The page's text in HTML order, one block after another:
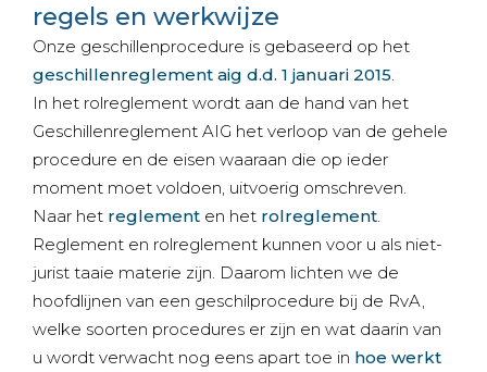
regels en werkwijze
Onze geschillenprocedure is gebaseerd op het
geschillenreglement aig d.d. 1 januari 2015.
In het rolreglement wordt aan de hand van het
Geschillenreglement AIG het verloop van de gehele
procedure en de eisen waaraan die op ieder
moment moet voldoen, uitvoerig omschreven.
Naar het reglement en het rolreglement.
Reglement en rolreglement kunnen voor u als niet-
jurist taaie materie zijn. Daarom lichten we de
hoofdlijnen van een geschilprocedure bij de RvA,
welke soorten procedures er zijn en wat daarin van
u wordt verwacht nog eens apart toe in hoe werkt